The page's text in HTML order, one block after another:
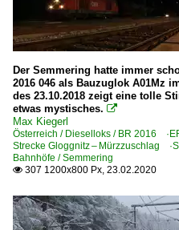
Der Semmering hatte immer
2016 046 als Bauzuglok A01Mz
des 23.10.2018 zeigt eine tolle
etwas mystisches. 
Max Kiegerl
Österreich / Dieselloks / BR 2016
Strecke Gloggnitz – Mürzzuschlag
Bahnhöfe / Semmering
 307 1200x800 Px, 23.02.2020